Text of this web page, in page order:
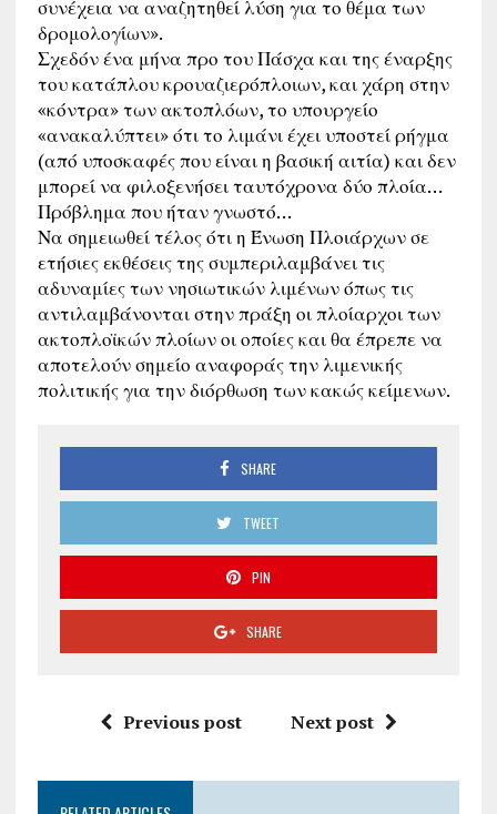
συνέχεια να αναζητηθεί λύση για το θέμα των
δρομολογίων».
Σχεδόν ένα μήνα προ του Πάσχα και της έναρξης
του κατάπλου κρουαζιερόπλοιων, και χάρη στην
«κόντρα» των ακτοπλόων, το υπουργείο
«ανακαλύπτει» ότι το λιμάνι έχει υποστεί ρήγμα
(από υποσκαφές που είναι η βασική αιτία) και δεν
μπορεί να φιλοξενήσει ταυτόχρονα δύο πλοία…
Πρόβλημα που ήταν γνωστό…
Να σημειωθεί τέλος ότι η Ένωση Πλοιάρχων σε
ετήσιες εκθέσεις της συμπεριλαμβάνει τις
αδυναμίες των νησιωτικών λιμένων όπως τις
αντιλαμβάνονται στην πράξη οι πλοίαρχοι των
ακτοπλοϊκών πλοίων οι οποίες και θα έπρεπε να
αποτελούν σημείο αναφοράς την λιμενικής
πολιτικής για την διόρθωση των κακώς κείμενων.
SHARE
TWEET
PIN
SHARE
Previous post Next post